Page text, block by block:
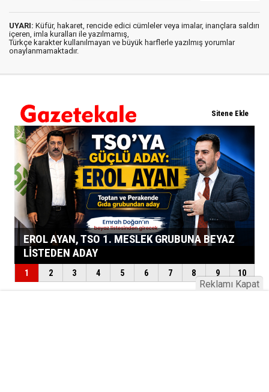
UYARI: Küfür, hakaret, rencide edici cümleler veya imalar, inançlara saldırı
içeren, imla kuralları ile yazılmamış,
Türkçe karakter kullanılmayan ve büyük harflerle yazılmış yorumlar
onaylanmamaktadır.
Reklamı Kapat